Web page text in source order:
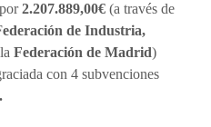
2.207.889,00€ (a través de
ederación de Industria,
Federación de Madrid)
con 4 subvenciones